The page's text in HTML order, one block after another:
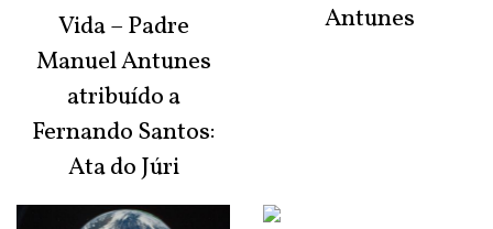
Vida – Padre
Manuel Antunes
atribuído a
Fernando Santos:
Ata do Júri
Antunes